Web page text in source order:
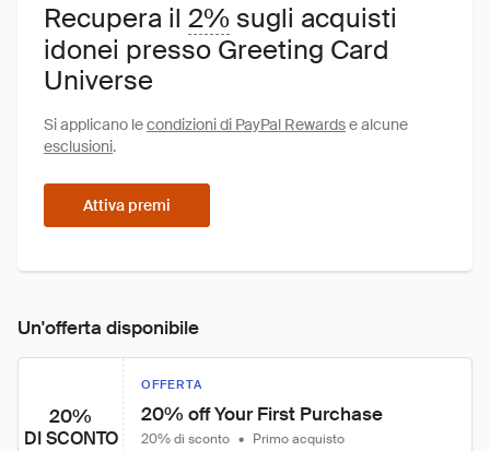
Recupera il 2% sugli acquisti
idonei presso Greeting Card
Universe
Si applicano lecondizioni di PayPal Rewardse alcune
esclusioni.
Attiva premi
Un'offerta disponibile
20%
DI SCONTO
OFFERTA
20% off Your First Purchase
20% di sconto • Primo acquisto